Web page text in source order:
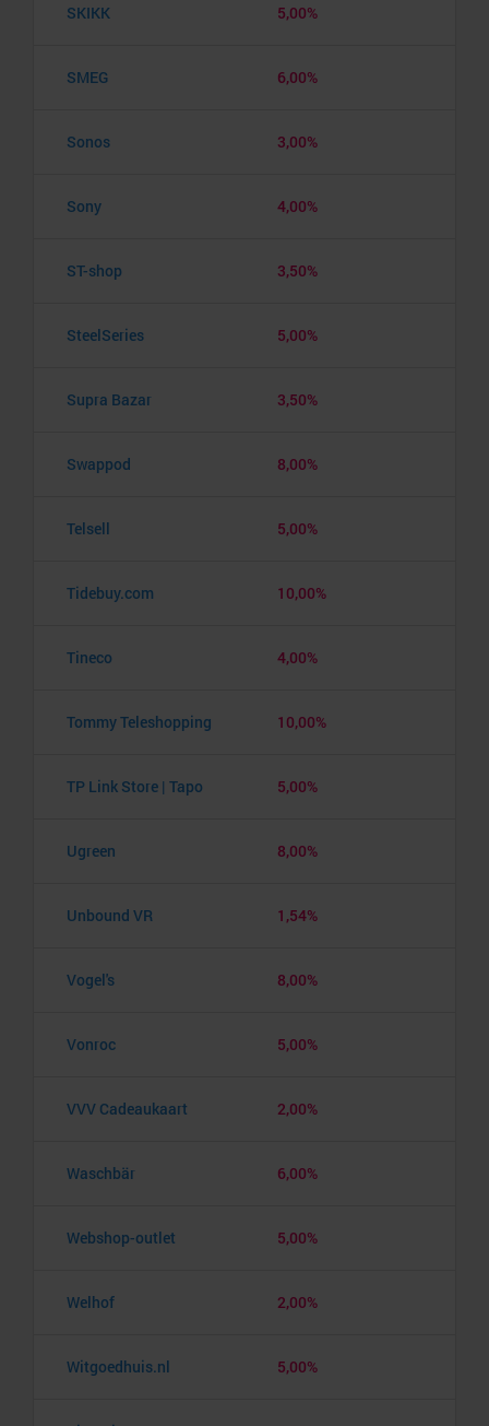
SKIKK 5,00%
SMEG 6,00%
Sonos 3,00%
Sony 4,00%
ST-shop 3,50%
SteelSeries 5,00%
Supra Bazar 3,50%
Swappod 8,00%
Telsell 5,00%
Tidebuy.com 10,00%
Tineco 4,00%
Tommy Teleshopping 10,00%
TP Link Store | Tapo 5,00%
Ugreen 8,00%
Unbound VR 1,54%
Vogel's 8,00%
Vonroc 5,00%
VVV Cadeaukaart 2,00%
Waschbär 6,00%
Webshop-outlet 5,00%
Welhof 2,00%
Witgoedhuis.nl 5,00%